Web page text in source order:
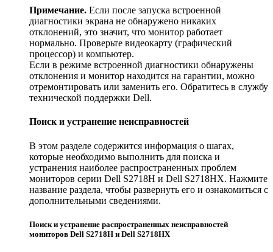
Примечание. Если после запуска встроенной
диагностики экрана не обнаружено никаких
отклонений, это значит, что монитор работает
нормально. Проверьте видеокарту (графический
процессор) и компьютер.
Если в режиме встроенной диагностики обнаружены
отклонения и монитор находится на гарантии, можно
отремонтировать или заменить его. Обратитесь в службу
технической поддержки Dell.
Поиск и устранение неисправностей
В этом разделе содержится информация о шагах,
которые необходимо выполнить для поиска и
устранения наиболее распространенных проблем
мониторов серии Dell S2718H и Dell S2718HX. Нажмите
название раздела, чтобы развернуть его и ознакомиться с
дополнительными сведениями.
Поиск и устранение распространенных неисправностей
мониторов Dell S2718H и Dell S2718HX